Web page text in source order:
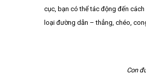
cục, bạn có thể tác động đến cách
loại đường dẫn – thẳng, chéo,
Con